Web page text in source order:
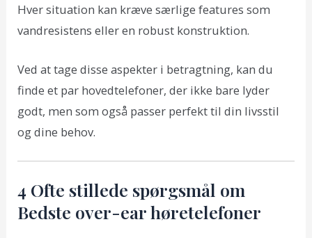
Hver situation kan kræve særlige features som
vandresistens eller en robust konstruktion.
Ved at tage disse aspekter i betragtning, kan du
finde et par hovedtelefoner, der ikke bare lyder
godt, men som også passer perfekt til din livsstil
og dine behov.
4 Ofte stillede spørgsmål om
Bedste over-ear høretelefoner